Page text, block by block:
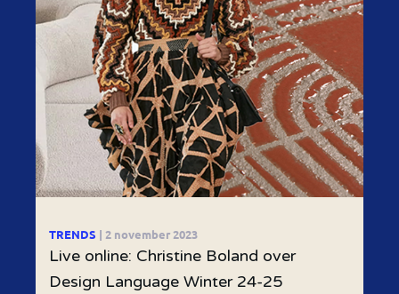
TRENDS | 2 november 2023
Live online: Christine Boland over
Design Language Winter 24-25